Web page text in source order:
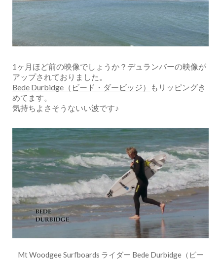
1ヶ月ほど前の映像でしょうか？デュランバーの映像が
アップされておりました。
Bede Durbidge（ビード・ダービッジ）
もリッピングき
めてます。
気持ちよさそうないい波です♪
Mt Woodgee Surfboards ライダー Bede Durbidge（ビー